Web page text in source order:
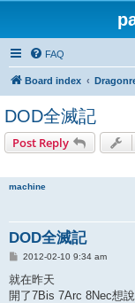
FAQ
Board index
DOD全滅記
Post Reply
machine
DOD全滅記
P
s
t
2012-02-10 9:34 am
就在昨天
開了7Bis 7Arc 8Nec想